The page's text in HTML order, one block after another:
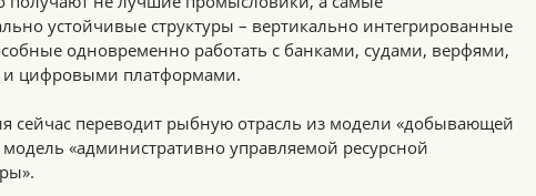
устойчивые структуры – вертикально интегрированные
одновременно работать с банками, судами, верфями,
и цифровыми платформами.
сейчас переводит рыбную отрасль из модели «добывающей
«административно управляемой ресурсной